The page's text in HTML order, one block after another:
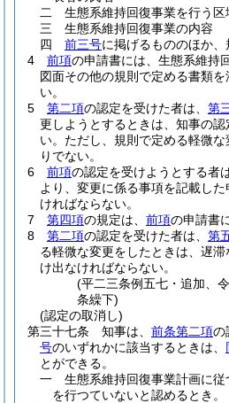
二
生態系維持回復事業を行う区
三
生態系維持回復事業の内容
四
前三号に掲げるもののほか
4
前項の申請書には、生態系維持
図面その他の規則で定める書類
い。
5
第二項の認定を受けた者は、 第
更しようとするときは、知事の
い。 ただし、規則で定める軽微
りでない。
6
前項の認定を受けようとする者
より、変更に係る事項を記載し
ければならない。
7
第四項の規定は、 前項の申請書
8
第二項の認定を受けた者は、 第
る軽微な変更をしたときは、遅
け出なければならない。
(平二三条例五七・追加、
条繰下)
(認定の取消し)
第三十七条
知事は、 前条第二項の
号のいずれかに該当するときは、
とができる。
一
生態系維持回復事業計画に
を行つていないと認めるとき。